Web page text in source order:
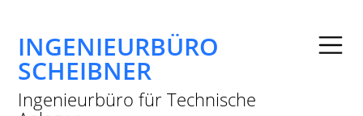
INGENIEURBÜRO
SCHEIBNER
Ingenieurbüro für Technische